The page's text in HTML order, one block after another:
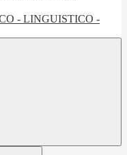
- LINGUISTICO -